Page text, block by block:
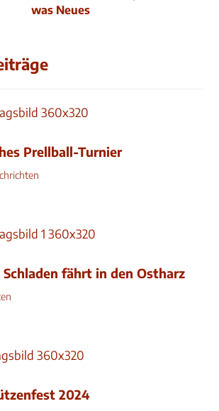
was Neues
Prellball-Turnier
fährt in den Ostharz
2024